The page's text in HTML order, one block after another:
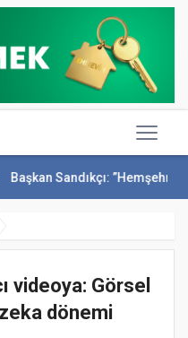
”Hemşehrilerimizle
videoya: Görsel
dönemi